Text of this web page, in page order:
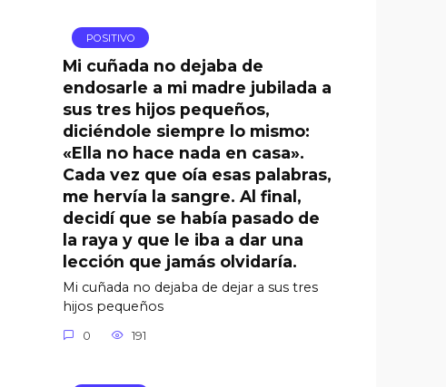
POSITIVO
Mi cuñada no dejaba de
endosarle a mi madre jubilada a
sus tres hijos pequeños,
diciéndole siempre lo mismo:
«Ella no hace nada en casa».
Cada vez que oía esas palabras,
me hervía la sangre. Al final,
decidí que se había pasado de
la raya y que le iba a dar una
lección que jamás olvidaría.
Mi cuñada no dejaba de dejar a sus tres
hijos pequeños
0 191